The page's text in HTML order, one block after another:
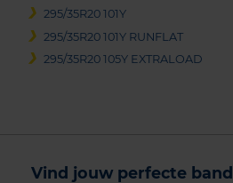
295/35R20 101Y
295/35R20 101Y RUNFLAT
295/35R20 105Y EXTRALOAD
Vind jouw perfecte band